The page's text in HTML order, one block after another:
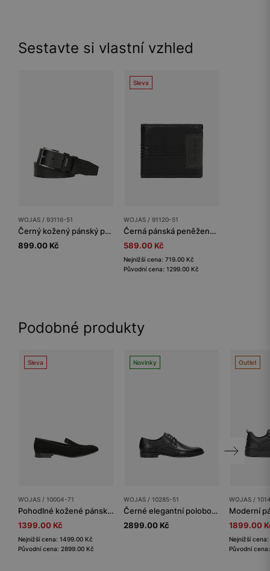
Sestavte si vlastní vzhled
WOJAS / 93116-51
Černý kožený pánský pásek s ražením
899.00 Kč
Sleva
WOJAS / 91120-51
Černá pánská peněženka z texturované kůže
589.00 Kč
Nejnižší cena: 719.00 Kč
Původní cena: 1299.00 Kč
Podobné produkty
Sleva
WOJAS / 10004-71
Pohodlné kožené pánské polobotky černé s širokým podpatkem
1399.00 Kč
Nejnižší cena: 1499.00 Kč
Původní cena: 2899.00 Kč
Novinky
WOJAS / 10285-51
Černé elegantní polobotky pánské z lícové kůže
2899.00 Kč
Outlet
WOJAS /
1899.00
Nejnižší
Původní